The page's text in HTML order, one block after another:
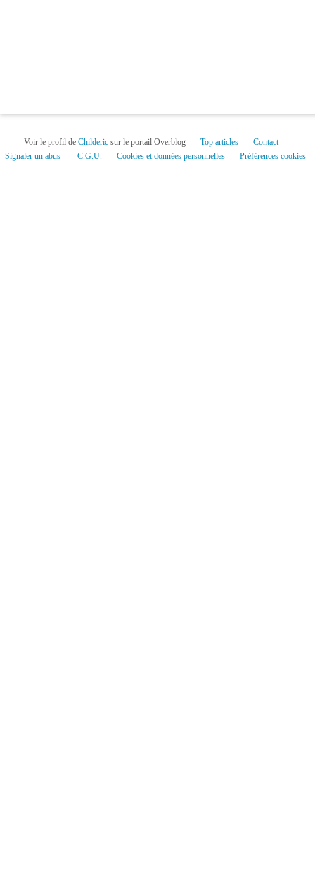
Voir le profil de Childeric sur le portail Overblog Top articles
Contact
Signaler un abus
C.G.U. Cookies et données personnelles Préférences cookies